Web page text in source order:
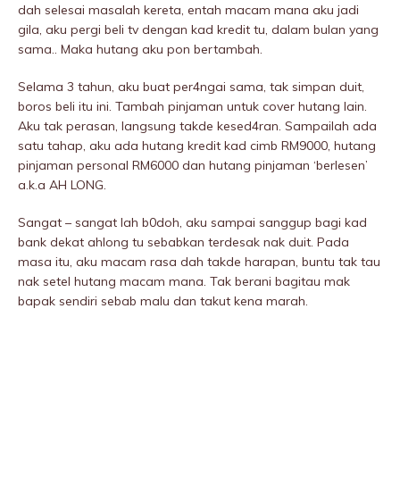
dah selesai masalah kereta, entah macam mana aku jadi
giIa, aku pergi beli tv dengan kad kredit tu, dalam bulan yang
sama.. Maka hutang aku pon bertambah.
Selama 3 tahun, aku buat per4ngai sama, tak simpan duit,
boros beli itu ini. Tambah pinjaman untuk cover hutang lain.
Aku tak perasan, langsung takde kesed4ran. Sampailah ada
satu tahap, aku ada hutang kredit kad cimb RM9000, hutang
pinjaman personal RM6000 dan hutang pinjaman ‘berlesen’
a.k.a AH LONG.
Sangat – sangat lah b0doh, aku sampai sanggup bagi kad
bank dekat ahlong tu sebabkan terdesak nak duit. Pada
masa itu, aku macam rasa dah takde harapan, buntu tak tau
nak setel hutang macam mana. Tak berani bagitau mak
bapak sendiri sebab malu dan takut kena marah.